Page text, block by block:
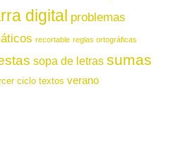
digital problemas
recortable reglas ortográficas
sopa de letras sumas
ciclo textos verano